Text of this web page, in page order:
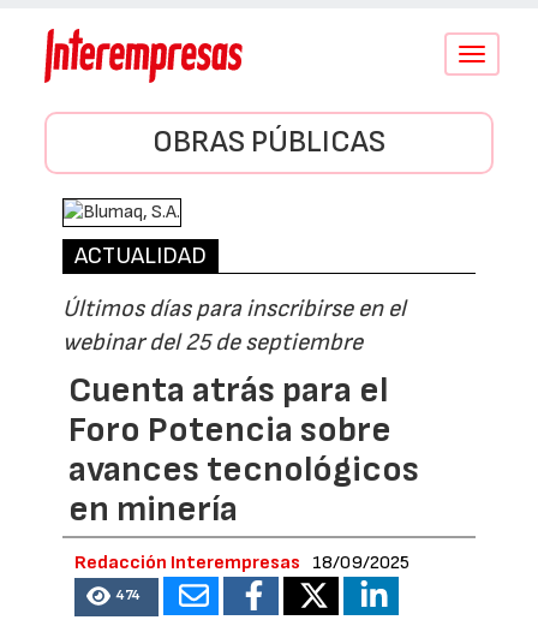
Conmutar
OBRAS PÚBLICAS
ACTUALIDAD
Últimos días para inscribirse en el
webinar del 25 de septiembre
Cuenta atrás para el
Foro Potencia sobre
avances tecnológicos
en minería
Redacción Interempresas 18/09/2025
474